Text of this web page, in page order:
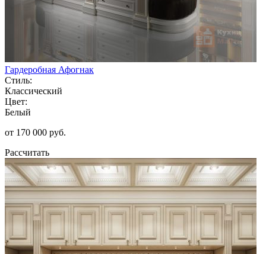
Гардеробная Афогнак
Стиль:
Классический
Цвет:
Белый
от 170 000 руб.
Рассчитать